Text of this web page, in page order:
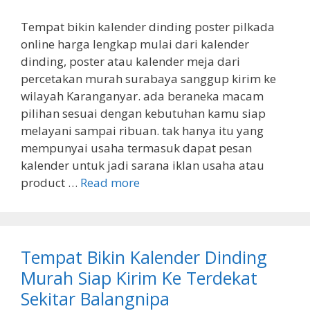
Tempat bikin kalender dinding poster pilkada
online harga lengkap mulai dari kalender
dinding, poster atau kalender meja dari
percetakan murah surabaya sanggup kirim ke
wilayah Karanganyar. ada beraneka macam
pilihan sesuai dengan kebutuhan kamu siap
melayani sampai ribuan. tak hanya itu yang
mempunyai usaha termasuk dapat pesan
kalender untuk jadi sarana iklan usaha atau
product … Read more
Tempat Bikin Kalender Dinding
Murah Siap Kirim Ke Terdekat
Sekitar Balangnipa